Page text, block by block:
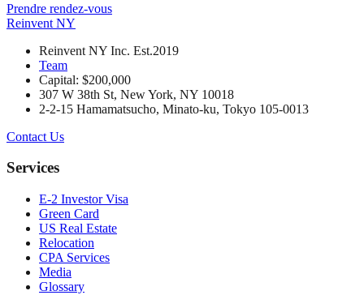
Prendre rendez-vous
Reinvent NY
Reinvent NY Inc. Est.2019
Team
Capital: $200,000
307 W 38th St, New York, NY 10018
2-2-15 Hamamatsucho, Minato-ku, Tokyo 105-0013
Contact Us
Services
E-2 Investor Visa
Green Card
US Real Estate
Relocation
CPA Services
Media
Glossary